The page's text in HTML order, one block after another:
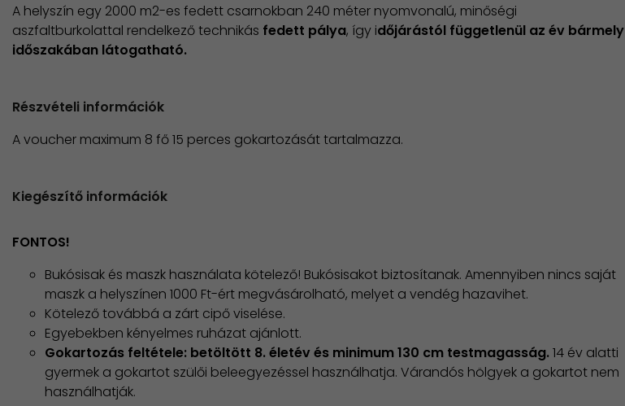
A helyszín egy 2000 m2-es fedett csarnokban 240 méter nyomvonalú, minőségi
aszfaltburkolattal rendelkező technikás fedett pálya, így időjárástól függetlenül az év bármely
időszakában látogatható.
Részvételi információk
A voucher maximum 8 fő 15 perces gokartozását tartalmazza.
Kiegészítő információk
FONTOS!
Bukósisak és maszk használata kötelező! Bukósisakot biztosítanak. Amennyiben nincs saját
maszk a helyszínen 1000 Ft-ért megvásárolható, melyet a vendég hazavihet.
Kötelező továbbá a zárt cipő viselése.
Egyebekben kényelmes ruházat ajánlott.
Gokartozás feltétele: betöltött 8. életév és minimum 130 cm testmagasság.14 év alatti
gyermek a gokartot szülői beleegyezéssel használhatja. Várandós hölgyek a gokartot nem
használhatják.